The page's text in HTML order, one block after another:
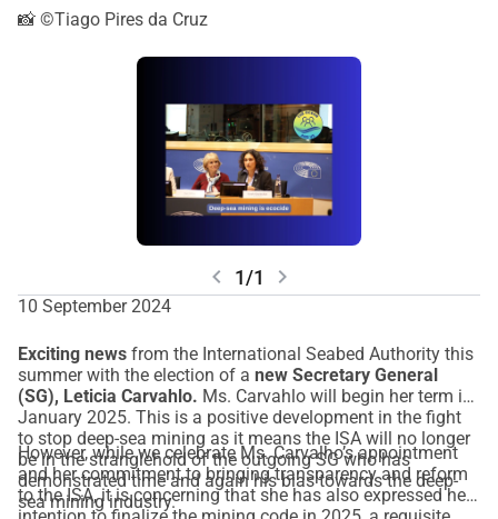
📸 ©Tiago Pires da Cruz
chevron_left 1/1 chevron_right
10 September 2024
Exciting news from the International Seabed Authority this
summer with the election of a new Secretary General
(SG), Leticia Carvahlo. Ms. Carvahlo will begin her term in
January 2025. This is a positive development in the fight
to stop deep-sea mining as it means the ISA will no longer
be in the stranglehold of the outgoing SG who has
demonstrated time and again his bias towards the deep-
sea mining industry.
However, while we celebrate Ms. Carvalho’s appointment
and her commitment to bringing transparency and reform
to the ISA, it is concerning that she has also expressed her